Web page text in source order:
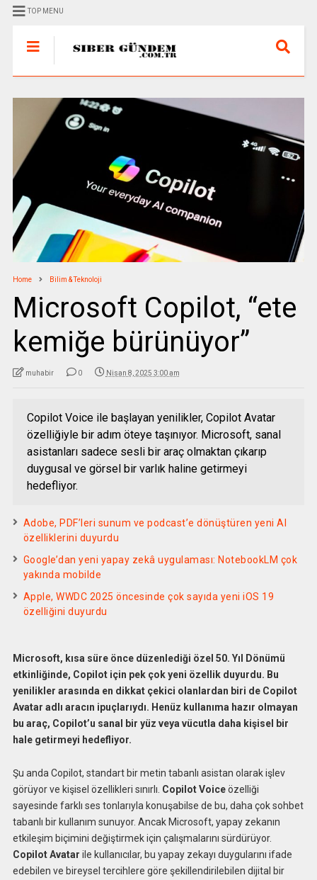
TOP MENU
Home Bilim & Teknoloji
Microsoft Copilot, “ete
kemiğe bürünüyor”
muhabir 0 Nisan 8, 2025 3:00 am
Copilot Voice ile başlayan yenilikler, Copilot Avatar
özelliğiyle bir adım öteye taşınıyor. Microsoft, sanal
asistanları sadece sesli bir araç olmaktan çıkarıp
duygusal ve görsel bir varlık haline getirmeyi
hedefliyor.
Adobe, PDF’leri sunum ve podcast’e dönüştüren yeni AI
özelliklerini duyurdu
Google’dan yeni yapay zekâ uygulaması: NotebookLM çok
yakında mobilde
Apple, WWDC 2025 öncesinde çok sayıda yeni iOS 19
özelliğini duyurdu
Microsoft, kısa süre önce düzenlediği özel 50. Yıl Dönümü
etkinliğinde, Copilot için pek çok yeni özellik duyurdu. Bu
yenilikler arasında en dikkat çekici olanlardan biri de Copilot
Avatar adlı aracın ipuçlarıydı. Henüz kullanıma hazır olmayan
bu araç, Copilot’u sanal bir yüz veya vücutla daha kişisel bir
hale getirmeyi hedefliyor.
Şu anda Copilot, standart bir metin tabanlı asistan olarak işlev
görüyor ve kişisel özellikleri sınırlı. Copilot Voiceözelliği
sayesinde farklı ses tonlarıyla konuşabilse de bu, daha çok sohbet
tabanlı bir kullanım sunuyor. Ancak Microsoft, yapay zekanın
etkileşim biçimini değiştirmek için çalışmalarını sürdürüyor.
Copilot Avatar ile kullanıcılar, bu yapay zekayı duygularını ifade
edebilen ve bireysel tercihlere göre şekillendirilebilen dijital bir